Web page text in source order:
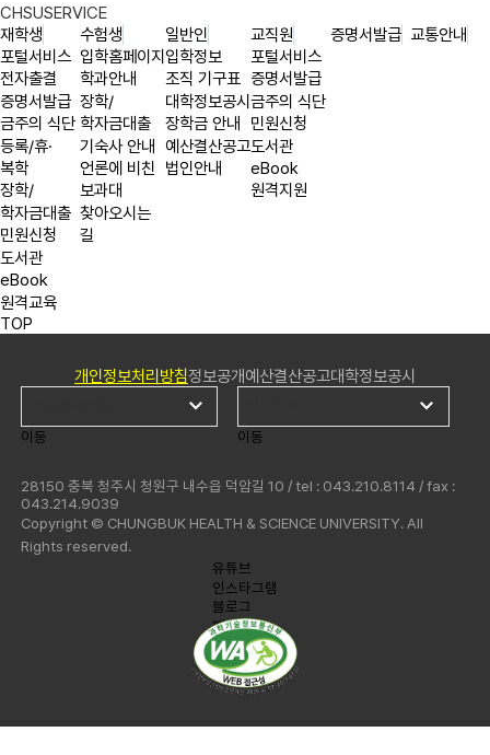
CHSUSERVICE
재학생
포털서비스
전자출결
증명서발급
금주의 식단
등록/휴·
복학
장학/
학자금대출
민원신청
도서관
eBook
원격교육
수험생
입학홈페이지
학과안내
장학/
학자금대출
기숙사 안내
언론에 비친
보과대
찾아오시는
길
일반인
입학정보
조직 기구표
대학정보공시
장학금 안내
예산결산공고
법인안내
교직원
포털서비스
증명서발급
금주의 식단
민원신청
도서관
eBook
원격지원
증명서발급 교통안내
TOP
개인정보처리방침정보공개예산결산공고대학정보공시
이동 이동
28150 충북 청주시 청원구 내수읍 덕암길 10 / tel : 043.210.8114 / fax :
043.214.9039
Copyright © CHUNGBUK HEALTH & SCIENCE UNIVERSITY. All
Rights reserved.
유튜브
인스타그램
블로그
페이스북